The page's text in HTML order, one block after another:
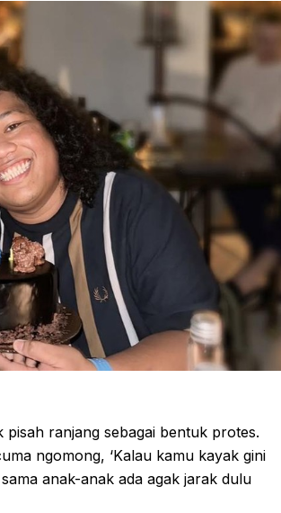
ranjang sebagai bentuk protes.
ngomong, ‘Kalau kamu kayak gini
anak-anak ada agak jarak dulu